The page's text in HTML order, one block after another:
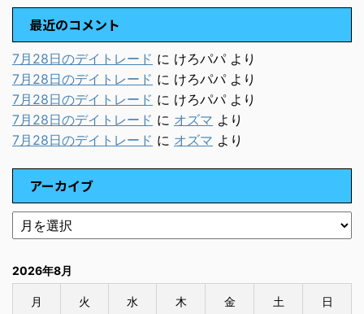
最近のコメント
7月28日のデイトレード に けろパパより
7月28日のデイトレード に けろパパより
7月28日のデイトレード に けろパパより
7月28日のデイトレード に オズマ より
7月28日のデイトレード に オズマ より
アーカイブ
2026年8月
月 火 水 木 金 土 日